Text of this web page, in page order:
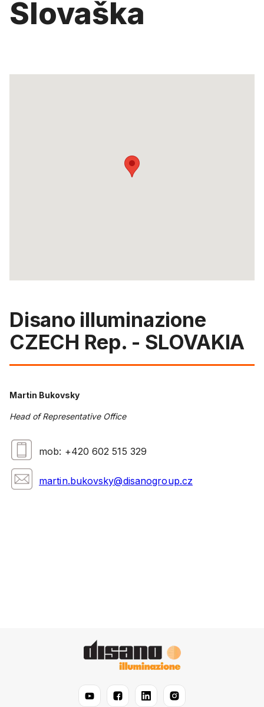
Slovaška
Disano illuminazione
CZECH Rep. - SLOVAKIA
Martin Bukovsky
Head of Representative Office
mob: +420 602 515 329
martin.bukovsky@disanogroup.cz